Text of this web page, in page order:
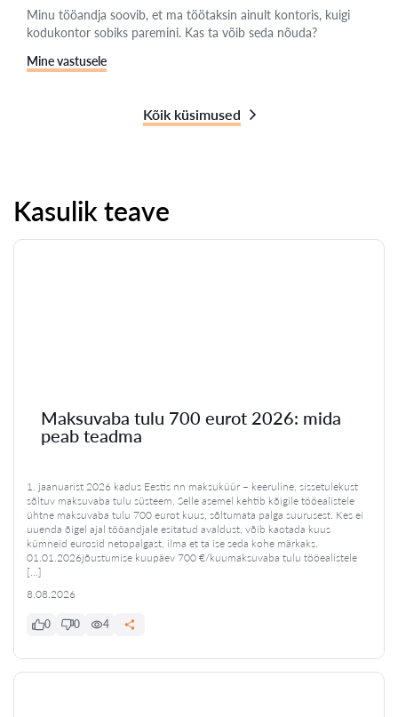
Minu tööandja soovib, et ma töötaksin ainult kontoris, kuigi
kodukontor sobiks paremini. Kas ta võib seda nõuda?
Mine vastusele
Kõik küsimused
Kasulik teave
Maksuvaba tulu 700 eurot 2026: mida
peab teadma
1. jaanuarist 2026 kadus Eestis nn maksuküür – keeruline, sissetulekust
sõltuv maksuvaba tulu süsteem. Selle asemel kehtib kõigile tööealistele
ühtne maksuvaba tulu 700 eurot kuus, sõltumata palga suurusest. Kes ei
uuenda õigel ajal tööandjale esitatud avaldust, võib kaotada kuus
kümneid eurosid netopalgast, ilma et ta ise seda kohe märkaks.
01.01.2026jõustumise kuupäev 700 €/kuumaksuvaba tulu tööealistele
[…]
8.08.2026
0 0 4